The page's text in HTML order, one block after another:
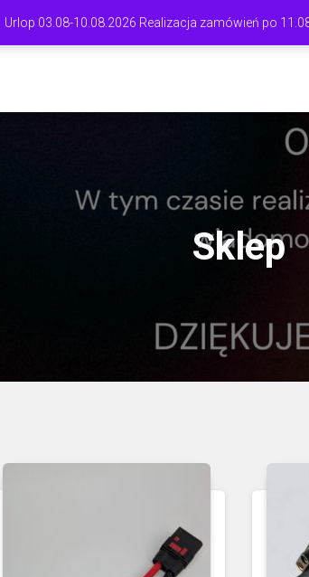
Urlop 03.08-10.08.2026 Realizacja zamówień po
STRONA GŁÓWNA BLOG KOSZYK
Sklep